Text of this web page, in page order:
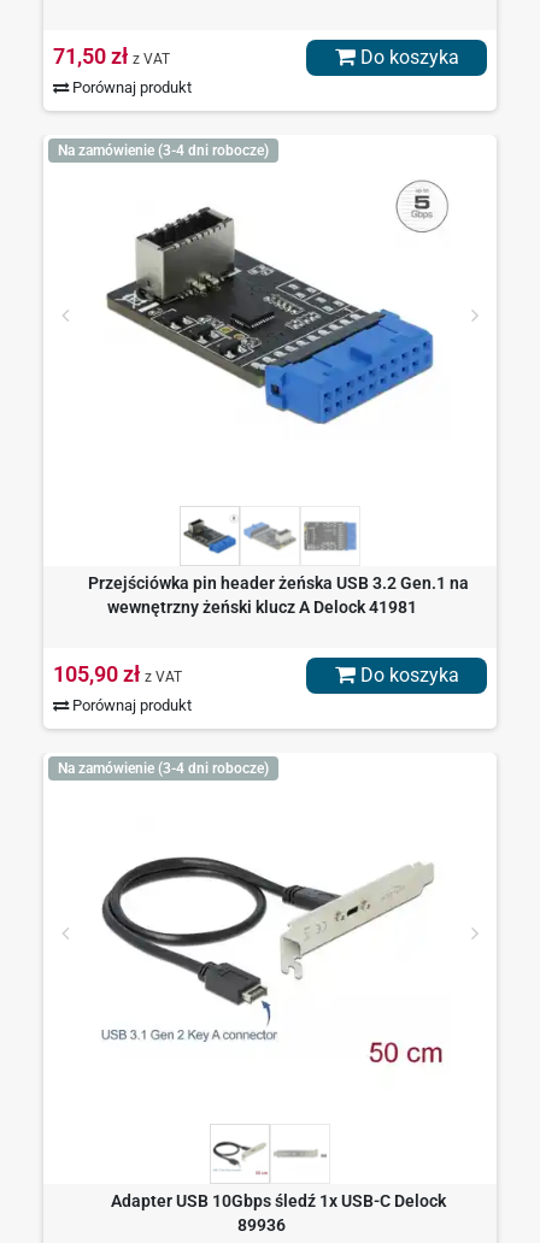
71,50 zł z VAT
Porównaj produkt
Do koszyka
Na zamówienie (3-4 dni robocze)
Przejściówka pin header żeńska USB 3.2 Gen.1 na
wewnętrzny żeński klucz A Delock 41981
105,90 zł z VAT
Porównaj produkt
Do koszyka
Na zamówienie (3-4 dni robocze)
Adapter USB 10Gbps śledź 1x USB-C Delock
89936